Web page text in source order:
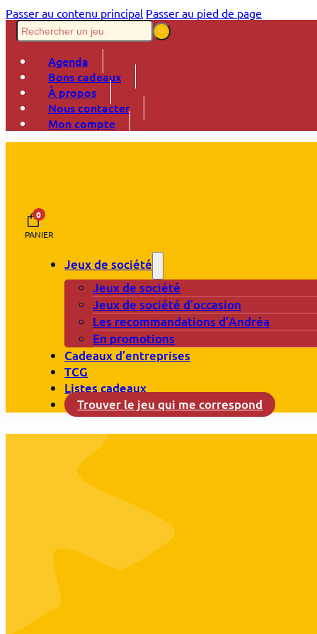
Passer au contenu principal Passer au pied de page
Agenda
Bons cadeaux
À propos
Nous contacter
Mon compte
0
PANIER
Jeux de société
Jeux de société
Jeux de société d’occasion
Les recommandations d’Andréa
En promotions
Cadeaux d’entreprises
TCG
Listes cadeaux
Trouver le jeu qui me correspond